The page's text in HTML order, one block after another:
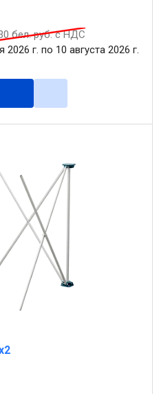
бел. руб. с НДС
г. по 10 августа 2026 г.